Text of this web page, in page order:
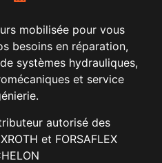
mobilisée pour vous
besoins en réparation,
systèmes hydrauliques,
et service
autorisé des
et FORSAFLEX